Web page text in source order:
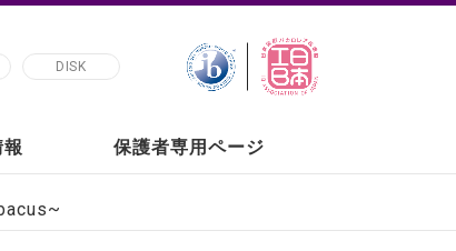
DISK
保護者専用ページ